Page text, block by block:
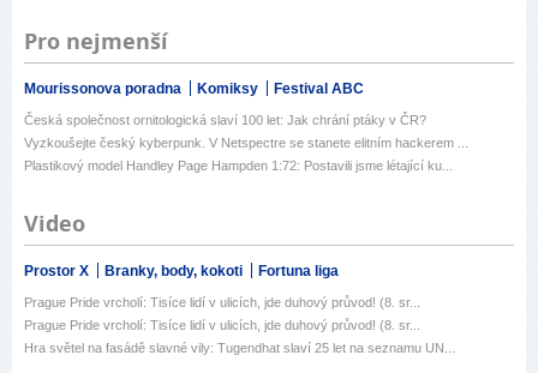
Pro nejmenší
Mourissonova poradna Komiksy Festival ABC
Česká společnost ornitologická slaví 100 let: Jak chrání ptáky v ČR?
Vyzkoušejte český kyberpunk. V Netspectre se stanete elitním hackerem ...
Plastikový model Handley Page Hampden 1:72: Postavili jsme létající ku...
Video
Prostor X Branky, body, kokoti Fortuna liga
Prague Pride vrcholí: Tisíce lidí v ulicích, jde duhový průvod! (8. sr...
Prague Pride vrcholí: Tisíce lidí v ulicích, jde duhový průvod! (8. sr...
Hra světel na fasádě slavné vily: Tugendhat slaví 25 let na seznamu UN...